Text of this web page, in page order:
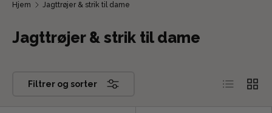
Hjem Jagttrøjer & strik til dame
Jagttrøjer & strik til dame
Filtrer og sorter Liste Grid